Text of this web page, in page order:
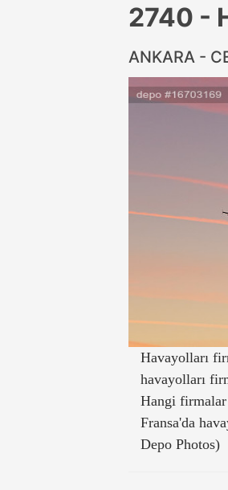
2740 -
ANKARA -
Havayolları
havayolları
Hangi firmalar
Fransa'da
Depo Photos)